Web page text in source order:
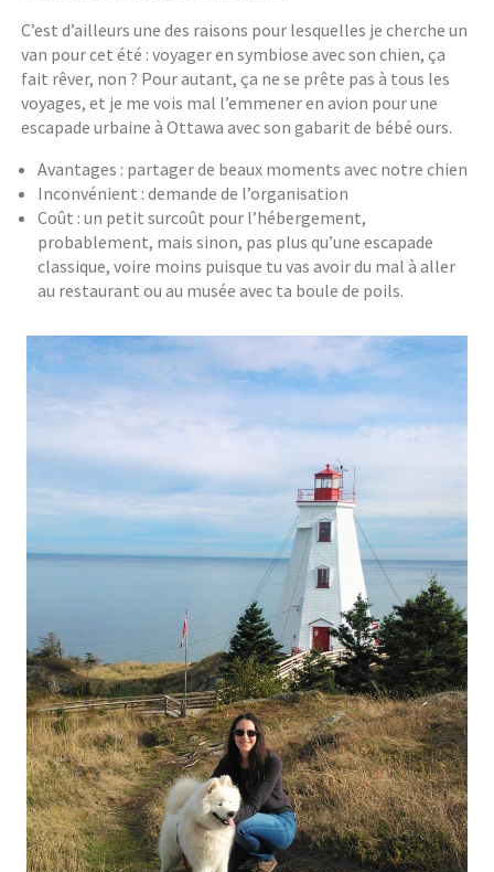
C’est d’ailleurs une des raisons pour lesquelles je cherche un
van pour cet été : voyager en symbiose avec son chien, ça
fait rêver, non ? Pour autant, ça ne se prête pas à tous les
voyages, et je me vois mal l’emmener en avion pour une
escapade urbaine à Ottawa avec son gabarit de bébé ours.
Avantages : partager de beaux moments avec notre chien
Inconvénient : demande de l’organisation
Coût : un petit surcoût pour l’hébergement,
probablement, mais sinon, pas plus qu’une escapade
classique, voire moins puisque tu vas avoir du mal à aller
au restaurant ou au musée avec ta boule de poils.